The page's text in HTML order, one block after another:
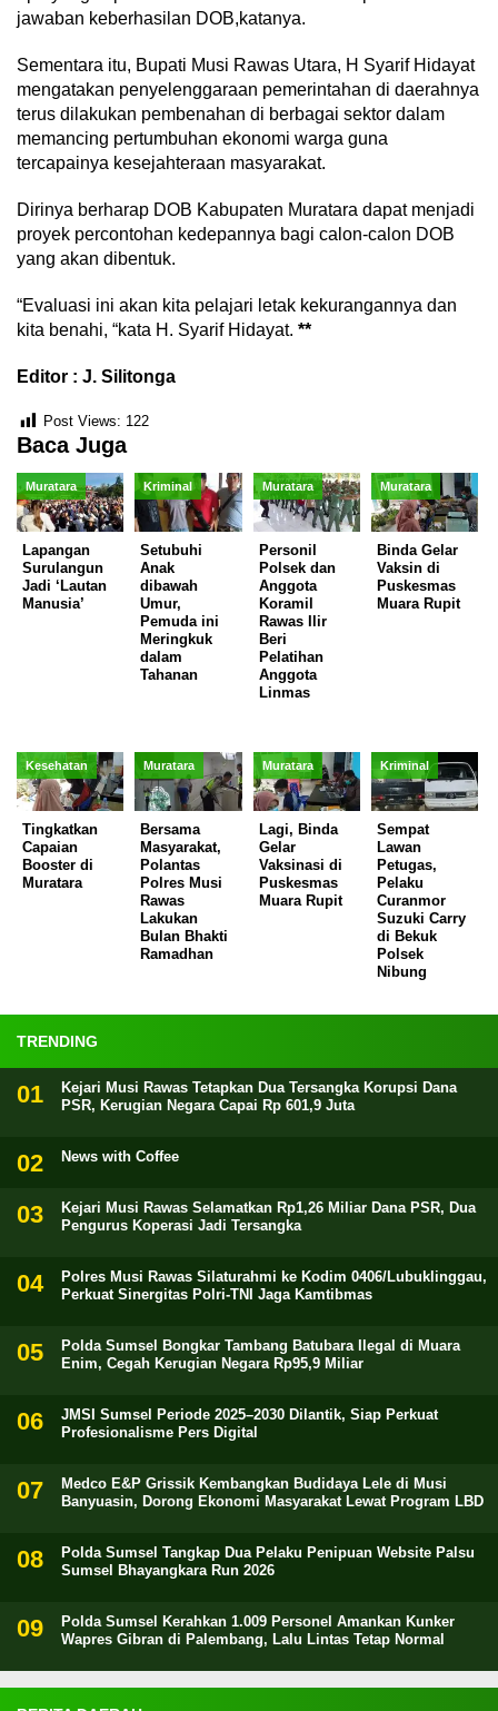
jawaban keberhasilan DOB,katanya.
Sementara itu, Bupati Musi Rawas Utara, H Syarif Hidayat
mengatakan penyelenggaraan pemerintahan di daerahnya
terus dilakukan pembenahan di berbagai sektor dalam
memancing pertumbuhan ekonomi warga guna
tercapainya kesejahteraan masyarakat.
Dirinya berharap DOB Kabupaten Muratara dapat menjadi
proyek percontohan kedepannya bagi calon-calon DOB
yang akan dibentuk.
“Evaluasi ini akan kita pelajari letak kekurangannya dan
kita benahi, “kata H. Syarif Hidayat. **
Editor : J. Silitonga
Post Views: 122
Baca Juga
Muratara
Lapangan
Surulangun
Jadi ‘Lautan
Manusia’
Kriminal
Setubuhi
Anak
dibawah
Umur,
Pemuda ini
Meringkuk
dalam
Tahanan
Muratara
Personil
Polsek dan
Anggota
Koramil
Rawas Ilir
Beri
Pelatihan
Anggota
Linmas
Muratara
Binda Gelar
Vaksin di
Puskesmas
Muara Rupit
Kesehatan
Tingkatkan
Capaian
Booster di
Muratara
Muratara
Bersama
Masyarakat,
Polantas
Polres Musi
Rawas
Lakukan
Bulan Bhakti
Ramadhan
Muratara
Lagi, Binda
Gelar
Vaksinasi di
Puskesmas
Muara Rupit
Kriminal
Sempat
Lawan
Petugas,
Pelaku
Curanmor
Suzuki Carry
di Bekuk
Polsek
Nibung
TRENDING
Kejari Musi Rawas Tetapkan Dua Tersangka Korupsi Dana
PSR, Kerugian Negara Capai Rp 601,9 Juta
News with Coffee
Kejari Musi Rawas Selamatkan Rp1,26 Miliar Dana PSR, Dua
Pengurus Koperasi Jadi Tersangka
Polres Musi Rawas Silaturahmi ke Kodim 0406/Lubuklinggau,
Perkuat Sinergitas Polri-TNI Jaga Kamtibmas
Polda Sumsel Bongkar Tambang Batubara Ilegal di Muara
Enim, Cegah Kerugian Negara Rp95,9 Miliar
JMSI Sumsel Periode 2025–2030 Dilantik, Siap Perkuat
Profesionalisme Pers Digital
Medco E&P Grissik Kembangkan Budidaya Lele di Musi
Banyuasin, Dorong Ekonomi Masyarakat Lewat Program LBD
Polda Sumsel Tangkap Dua Pelaku Penipuan Website Palsu
Sumsel Bhayangkara Run 2026
Polda Sumsel Kerahkan 1.009 Personel Amankan Kunker
Wapres Gibran di Palembang, Lalu Lintas Tetap Normal